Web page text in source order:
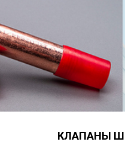
КЛАПАНЫ